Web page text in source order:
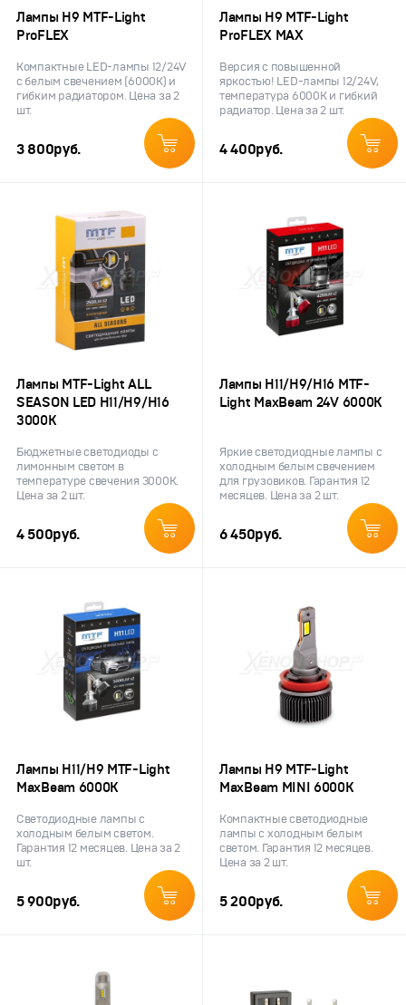
Лампы H9 MTF-Light
ProFLEX
Компактные LED-лампы 12/24V
с белым свечением (6000K) и
гибким радиатором. Цена за 2
шт.
3 800руб.
Лампы H9 MTF-Light
ProFLEX MAX
Версия с повышенной
яркостью! LED-лампы 12/24V,
температура 6000K и гибкий
радиатор. Цена за 2 шт.
4 400руб.
Лампы MTF-Light ALL
SEASON LED H11/H9/H16
3000K
Бюджетные светодиоды с
лимонным светом в
температуре свечения 3000K.
Цена за 2 шт.
4 500руб.
Лампы H11/H9/H16 MTF-
Light MaxBeam 24V 6000K
Яркие светодиодные лампы с
холодным белым свечением
для грузовиков. Гарантия 12
месяцев. Цена за 2 шт.
6 450руб.
Лампы H11/H9 MTF-Light
MaxBeam 6000К
Светодиодные лампы с
холодным белым светом.
Гарантия 12 месяцев. Цена за 2
шт.
5 900руб.
Лампы H9 MTF-Light
MaxBeam MINI 6000К
Компактные светодиодные
лампы с холодным белым
светом. Гарантия 12 месяцев.
Цена за 2 шт.
5 200руб.